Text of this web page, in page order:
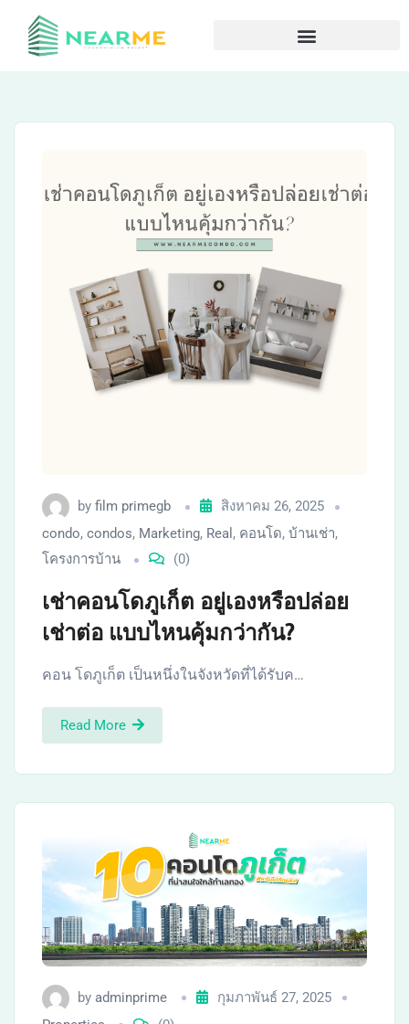
by film primegb
สิงหาคม 26, 2025
condo, condos, Marketing, Real , คอนโด, บ้านเช่า,
โครงการบ้าน
(0)
เช่าคอนโดภูเก็ต อยู่เองหรือปล่อย
เช่าต่อ แบบไหนคุ้มกว่ากัน?
คอน โดภูเก็ต เป็นหนึ่งในจังหวัดที่ได้รับค…
Read More
by adminprime
กุมภาพันธ์ 27, 2025